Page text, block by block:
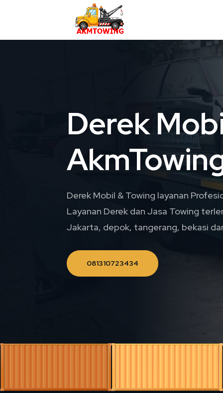
Derek
Derek Mobil & Towing layanan
Layanan Derek dan Jasa Towing
Jakarta, depok, tangerang, bekasi
081310723434